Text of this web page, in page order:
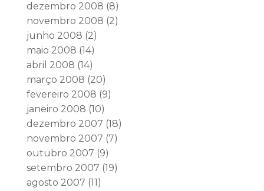
dezembro 2008 (8)
novembro 2008 (2)
junho 2008 (2)
maio 2008 (14)
abril 2008 (14)
março 2008 (20)
fevereiro 2008 (9)
janeiro 2008 (10)
dezembro 2007 (18)
novembro 2007 (7)
outubro 2007 (9)
setembro 2007 (19)
agosto 2007 (11)